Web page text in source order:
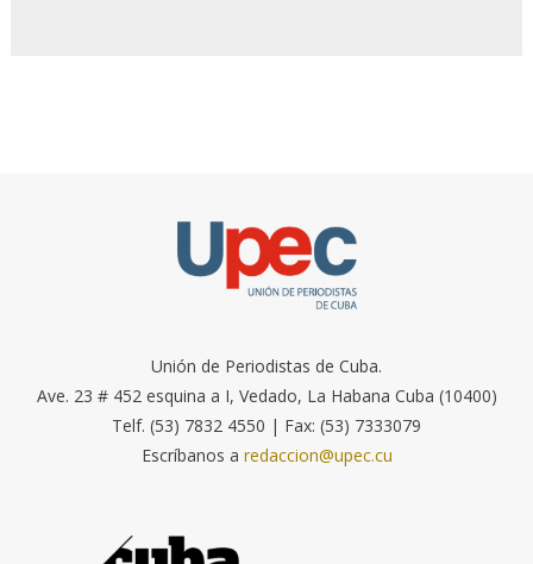
Unión de Periodistas de Cuba.
Ave. 23 # 452 esquina a I, Vedado, La Habana Cuba (10400)
Telf. (53) 7832 4550 | Fax: (53) 7333079
Escríbanos a redaccion@upec.cu